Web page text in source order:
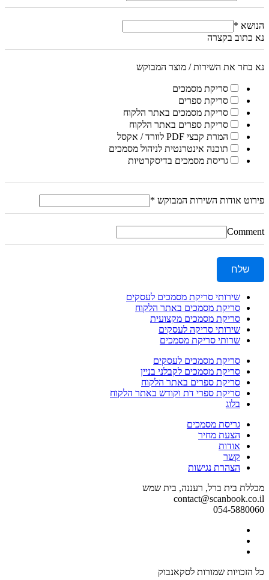
הנושא *
נא כתוב בקצרה
נא בחר את השירות / מוצר המבוקש
סריקת מסמכים
סריקת ספרים
סריקת מסמכים באתר הלקוח
סריקת ספרים באתר הלקוח
המרת קבצי PDF לוורד / אקסל
תוכנה אינטרנטית לניהול מסמכים
גריסת מסמכים בדיסקרטיות
פירוט אודות השירות המבוקש *
Comment
שלח
שירותי סריקת מסמכים לעסקים
סריקת מסמכים באתר הלקוח
סריקת מסמכים מקצועית
שירותי סריקה לעסקים
שרותי סריקת מסמכים
סריקת מסמכים לעסקים
סריקת מסמכים לקבלני בניין
סריקת ספרים באתר הלקוח
סריקת ספרי דת וקודש באתר הלקוח
בלוג
גריסת מסמכים
הצעת מחיר
אודות
קשר
הצהרת נגישות
מכללת בית ברל, רעננה, בית שמש
contact@scanbook.co.il
054-5880060
כל הזכויות שמורות לסקאנבוק